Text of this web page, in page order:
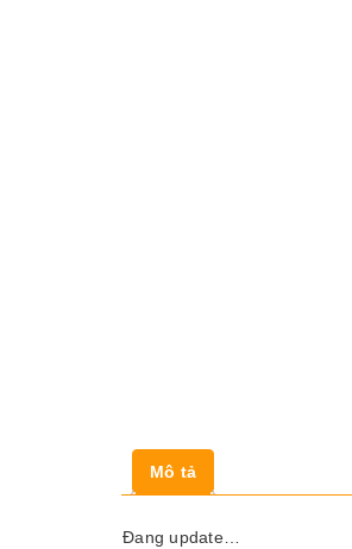
Mô tả
Đang update…